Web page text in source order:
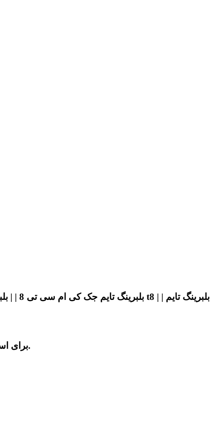
برای استعلام قیمت بلبرینگ تایم کی ام سی تی 8 با کیفیت عالی و با ضمانت اصلی با آقای کی ام سی در تهران تماس بگیرید.